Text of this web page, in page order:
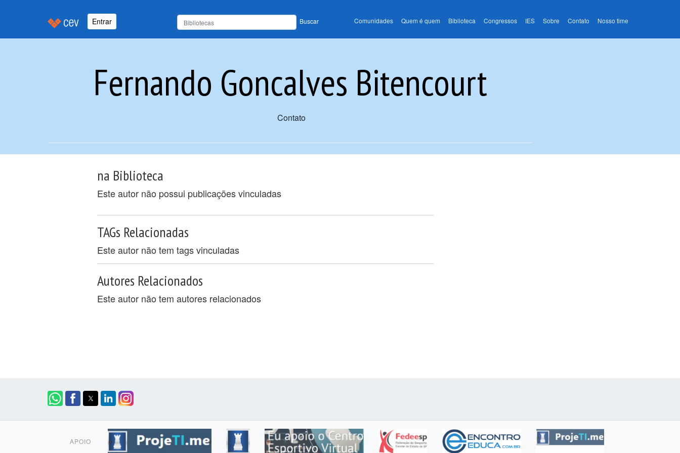
Entrar Buscar Comunidades Quem é quem Biblioteca Congressos IES Sobre Contato Nosso time
Fernando Goncalves Bitencourt
Contato
na Biblioteca
Este autor não possui publicações vinculadas
TAGs Relacionadas
Este autor não tem tags vinculadas
Autores Relacionados
Este autor não tem autores relacionados
APOIO